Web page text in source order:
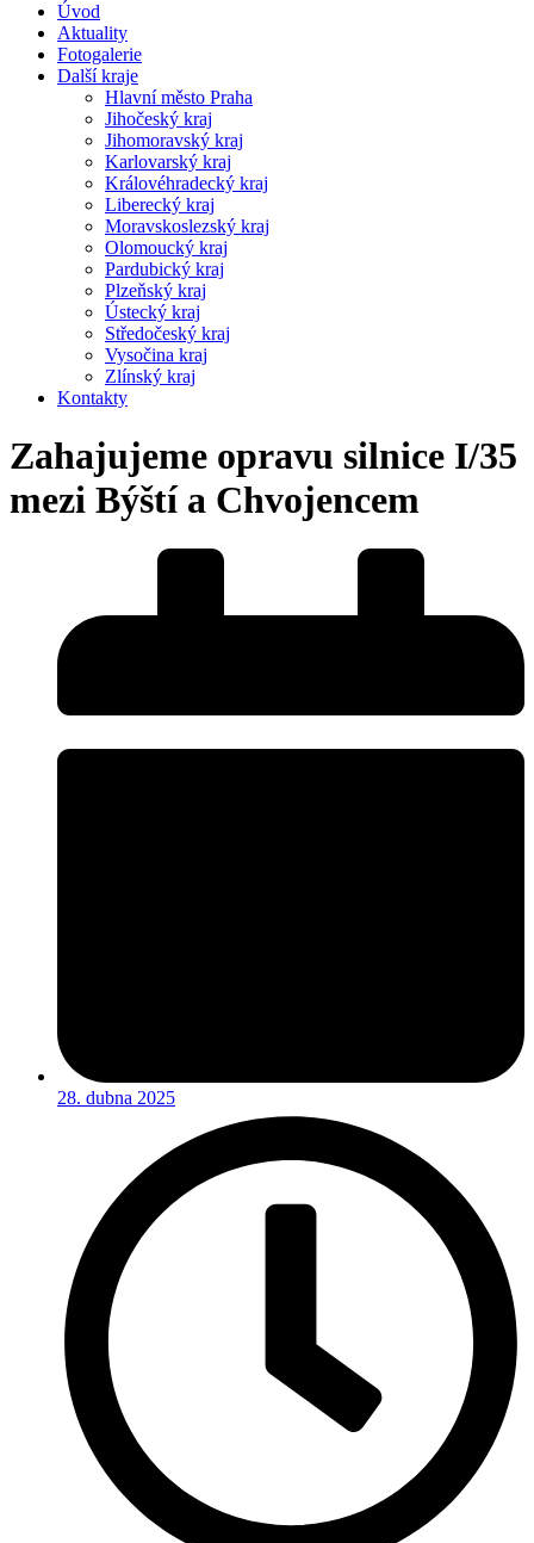
Úvod
Aktuality
Fotogalerie
Další kraje
Hlavní město Praha
Jihočeský kraj
Jihomoravský kraj
Karlovarský kraj
Královéhradecký kraj
Liberecký kraj
Moravskoslezský kraj
Olomoucký kraj
Pardubický kraj
Plzeňský kraj
Ústecký kraj
Středočeský kraj
Vysočina kraj
Zlínský kraj
Kontakty
Zahajujeme opravu silnice I/35
mezi Býští a Chvojencem
28. dubna 2025